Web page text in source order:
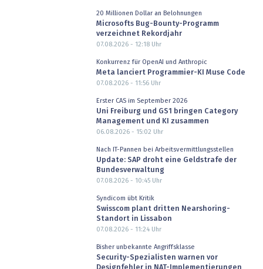
20 Millionen Dollar an Belohnungen
Microsofts Bug-Bounty-Programm
verzeichnet Rekordjahr
07.08.2026 - 12:18Uhr
Konkurrenz für OpenAI und Anthropic
Meta lanciert Programmier-KI Muse Code
07.08.2026 - 11:56Uhr
Erster CAS im September 2026
Uni Freiburg und GS1 bringen Category
Management und KI zusammen
06.08.2026 - 15:02 Uhr
Nach IT-Pannen bei Arbeitsvermittlungsstellen
Update: SAP droht eine Geldstrafe der
Bundesverwaltung
07.08.2026 - 10:45Uhr
Syndicom übt Kritik
Swisscom plant dritten Nearshoring-
Standort in Lissabon
07.08.2026 - 11:24Uhr
Bisher unbekannte Angriffsklasse
Security-Spezialisten warnen vor